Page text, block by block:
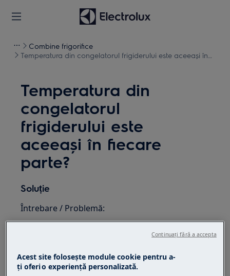
Combine frigorifice
Temperatura din congelatorul frigiderului este aceeași în
Temperatura din
congelatorul
frigiderului este
aceeași în fiecare
parte?
Soluție
Întrebare / Problemă:
este aceeași în fiecare parte?
Există diferite zone de temperatură în
frigider?
Acest site folosește module cookie pentru a-
ţi oferi o experienţă personalizată.
Continuați fără a accepta